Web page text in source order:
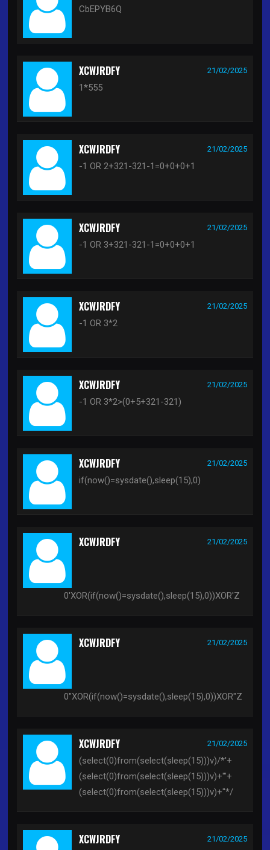
CbEPYB6Q
XCWJRDFY 21/02/2025
1*555
XCWJRDFY 21/02/2025
-1 OR 2+321-321-1=0+0+0+1
XCWJRDFY 21/02/2025
-1 OR 3+321-321-1=0+0+0+1
XCWJRDFY 21/02/2025
-1 OR 3*2
XCWJRDFY 21/02/2025
-1 OR 3*2>(0+5+321-321)
XCWJRDFY 21/02/2025
if(now()=sysdate(),sleep(15),0)
XCWJRDFY 21/02/2025
0'XOR(if(now()=sysdate(),sleep(15),0))XOR'Z
XCWJRDFY 21/02/2025
0"XOR(if(now()=sysdate(),sleep(15),0))XOR"Z
XCWJRDFY 21/02/2025
(select(0)from(select(sleep(15)))v)/*'+
(select(0)from(select(sleep(15)))v)+'"+
(select(0)from(select(sleep(15)))v)+"*/
XCWJRDFY 21/02/2025